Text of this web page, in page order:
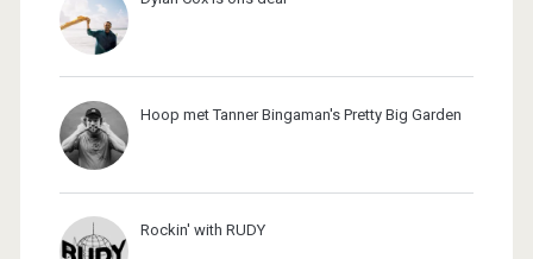
Hoop met Tanner Bingaman's Pretty Big Garden
Rockin' with RUDY